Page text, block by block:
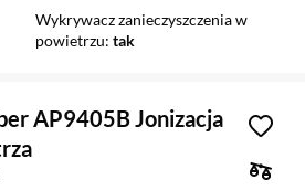
Wykrywacz zanieczyszczenia w
powietrzu tak
AP9405B Jonizacja